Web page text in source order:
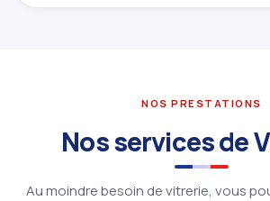
NOS PRESTATIONS
Nos services de
Au moindre besoin de vitrerie, vous